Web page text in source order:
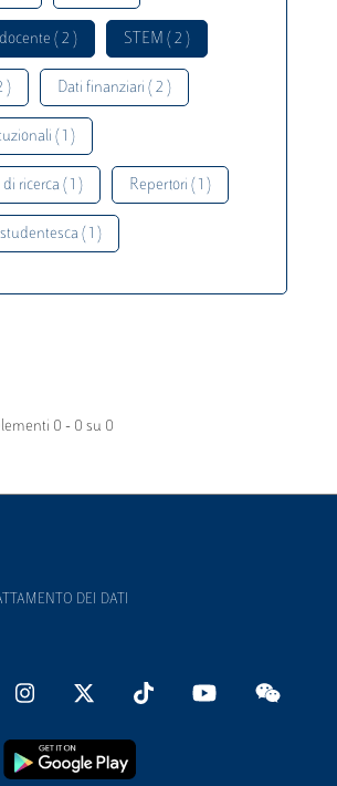
( 2 ) STEM ( 2 )
) Dati finanziari ( 2 )
( 1 )
ricerca ( 1 ) Repertori ( 1 )
( 1 )
0 - 0 su 0
DEI DATI